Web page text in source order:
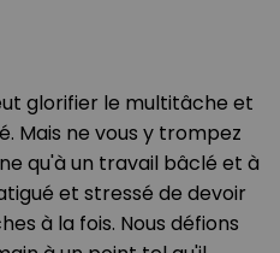
glorifier le multitâche et
Mais ne vous y trompez
qu'à un travail bâclé et à
et stressé de devoir
à la fois. Nous défions